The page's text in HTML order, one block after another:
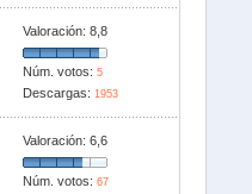
Valoración: 8,8
Núm. votos: 5
Descargas: 1953
Valoración: 6,6
Núm. votos: 67